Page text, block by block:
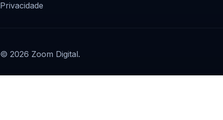
Privacidade
© 2026 Zoom Digital.